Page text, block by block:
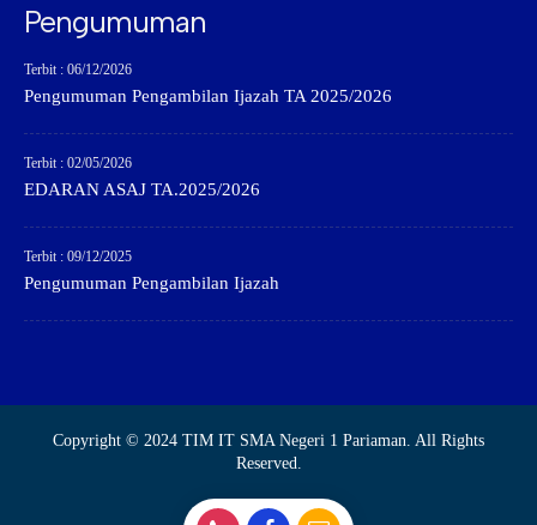
Pengumuman
Terbit : 06/12/2026
Pengumuman Pengambilan Ijazah TA 2025/2026
Terbit : 02/05/2026
EDARAN ASAJ TA.2025/2026
Terbit : 09/12/2025
Pengumuman Pengambilan Ijazah
Copyright © 2024 TIM IT SMA Negeri 1 Pariaman. All Rights
Reserved.